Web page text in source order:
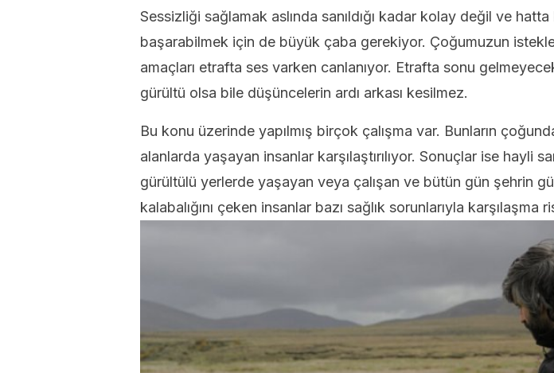
Sessizliği sağlamak aslında sanıldığı kadar kolay değil ve hatta
başarabilmek için de büyük çaba gerekiyor. Çoğumuzun
amaçları etrafta ses varken canlanıyor. Etrafta sonu
gürültü olsa bile düşüncelerin ardı arkası kesilmez.
Bu konu üzerinde yapılmış birçok çalışma var. Bunların
alanlarda yaşayan insanlar karşılaştırılıyor. Sonuçlar ise hayli
gürültülü yerlerde yaşayan veya çalışan ve bütün gün şehrin
kalabalığını çeken insanlar bazı sağlık sorunlarıyla karşılaşma